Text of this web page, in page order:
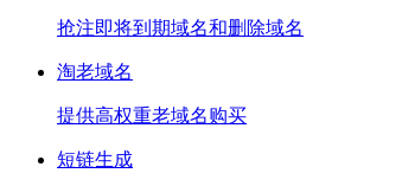
抢注即将到期域名和删除域名
淘老域名
提供高权重老域名购买
短链生成